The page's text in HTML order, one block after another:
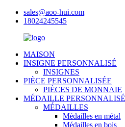
sales@aoo-hui.com
18024245545
MAISON
INSIGNE PERSONNALISÉ
INSIGNES
PIÈCE PERSONNALISÉE
PIÈCES DE MONNAIE
MÉDAILLE
MÉDAILLES
Médailles en métal
Médailles en bois